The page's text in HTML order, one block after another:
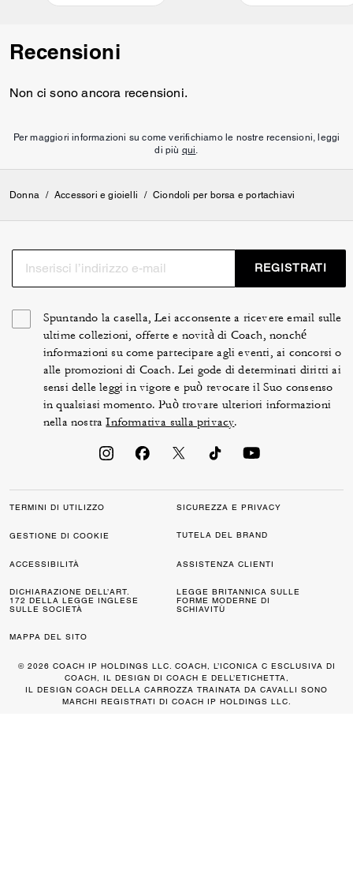
Recensioni
Non ci sono ancora recensioni.
Per maggiori informazioni su come verifichiamo le nostre recensioni, leggi
di più qui
Donna / Accessori e gioielli / Ciondoli per borsa e portachiavi
REGISTRATI
Spuntando la casella, Lei acconsente a ricevere email sulle
ultime collezioni, offerte e novità di Coach, nonché
informazioni su come partecipare agli eventi, ai concorsi o
alle promozioni di Coach. Lei gode di determinati diritti ai
sensi delle leggi in vigore e può revocare il Suo consenso
in qualsiasi momento. Può trovare ulteriori informazioni
nella nostraInformativa sulla privacy.
TERMINI DI UTILIZZO SICUREZZA E PRIVACY
GESTIONE DI COOKIE TUTELA DEL BRAND
ACCESSIBILITÀ ASSISTENZA CLIENTI
DICHIARAZIONE DELL’ART.
172 DELLA LEGGE INGLESE
SULLE SOCIETÀ
LEGGE BRITANNICA SULLE
FORME MODERNE DI
SCHIAVITÙ
MAPPA DEL SITO
© 2026 COACH IP HOLDINGS LLC. COACH, L’ICONICA C ESCLUSIVA DI
COACH, IL DESIGN DI COACH E DELL’ETICHETTA,
IL DESIGN COACH DELLA CARROZZA TRAINATA DA CAVALLI SONO
MARCHI REGISTRATI DI COACH IP HOLDINGS LLC.